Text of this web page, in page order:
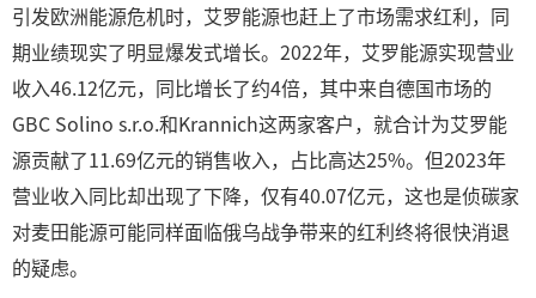
引发欧洲能源危机时，艾罗能源也赶上了市场需求红利，同
期业绩现实了明显爆发式增长。2022年，艾罗能源实现营业
收入46.12亿元，同比增长了约4倍，其中来自德国市场的
GBC Solino s.r.o.和Krannich这两家客户，就合计为艾罗能
源贡献了11.69亿元的销售收入，占比高达25%。但2023年
营业收入同比却出现了下降，仅有40.07亿元，这也是侦碳家
对麦田能源可能同样面临俄乌战争带来的红利终将很快消退
的疑虑。